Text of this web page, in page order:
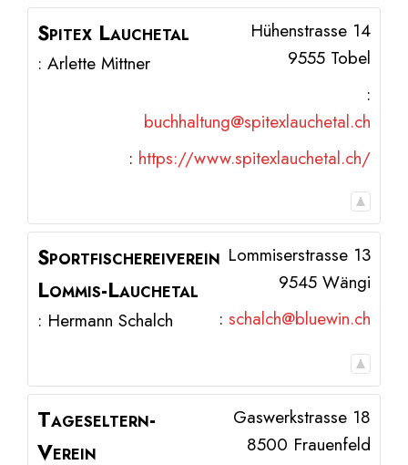
Spitex Lauchetal
: Arlette Mittner
Hühenstrasse 14
9555 Tobel
:
buchhaltung@spitexlauchetal.ch
: https://www.spitexlauchetal.ch/
Sportfischereiverein
Lommis-Lauchetal
: Hermann Schalch
Lommiserstrasse 13
9545 Wängi
: schalch@bluewin.ch
Tageseltern-
Verein
Gaswerkstrasse 18
8500 Frauenfeld